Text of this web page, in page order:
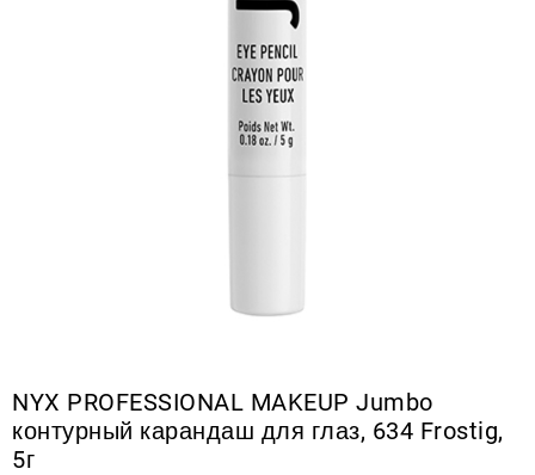
NYX PROFESSIONAL MAKEUP Jumbo
контурный карандаш для глаз, 634 Frostig,
5г